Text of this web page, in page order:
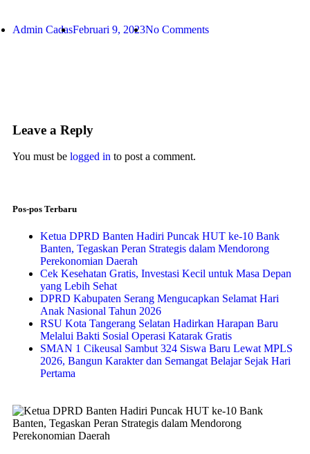
Admin CadasFebruari 9, 2023No Comments
Leave a Reply
You must be logged in to post a comment.
Pos-pos Terbaru
Ketua DPRD Banten Hadiri Puncak HUT ke-10 Bank
Banten, Tegaskan Peran Strategis dalam Mendorong
Perekonomian Daerah
Cek Kesehatan Gratis, Investasi Kecil untuk Masa Depan
yang Lebih Sehat
DPRD Kabupaten Serang Mengucapkan Selamat Hari
Anak Nasional Tahun 2026
RSU Kota Tangerang Selatan Hadirkan Harapan Baru
Melalui Bakti Sosial Operasi Katarak Gratis
SMAN 1 Cikeusal Sambut 324 Siswa Baru Lewat MPLS
2026, Bangun Karakter dan Semangat Belajar Sejak Hari
Pertama